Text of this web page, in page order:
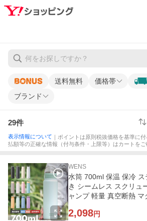
送料無料 価格帯
ブランド
29件
表示情報について ｜ポイントは原則税抜価格を基準に
払額等の正確な情報（付与条件・上限等）はカートを
WENS
水筒 700ml 保温 保冷
き シームレス スクリュ
ャンプ 軽量 真空断熱 マ
2,098円